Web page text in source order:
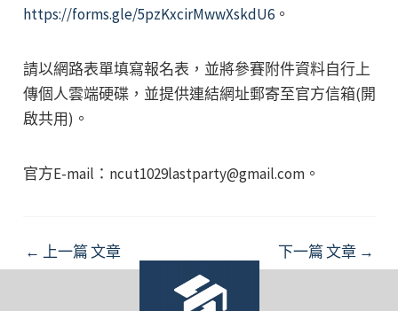
https://forms.gle/5pzKxcirMwwXskdU6。
請以網路表單填寫報名表，並將參賽附件資料自行上
傳個人雲端硬碟，並提供連結網址郵寄至官方信箱(開
啟共用)。
官方E-mail：ncut1029lastparty@gmail.com。
Post
navigation
← 上一篇 文章 下一篇 文章 →